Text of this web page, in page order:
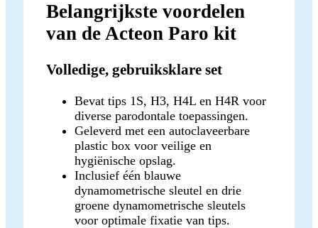
Belangrijkste voordelen
van de Acteon Paro kit
Volledige, gebruiksklare set
Bevat tips 1S, H3, H4L en H4R voor
diverse parodontale toepassingen.
Geleverd met een autoclaveerbare
plastic box voor veilige en
hygiënische opslag.
Inclusief één blauwe
dynamometrische sleutel en drie
groene dynamometrische sleutels
voor optimale fixatie van tips.